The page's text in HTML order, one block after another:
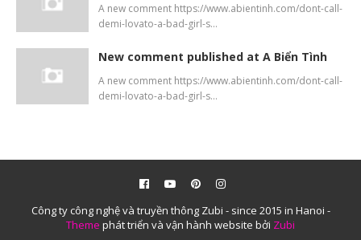
A new comment https://www.abientinh.com/dont-call-
demi-lovato-a-bad-girl-s…
New comment published at A Biển Tình
A new comment https://www.abientinh.com/dont-call-
demi-lovato-a-bad-girl-s…
Công ty công nghệ và truyền thông Zubi - since 2015 in Hanoi -
Theme phát triển và vận hành website bởi Zubi